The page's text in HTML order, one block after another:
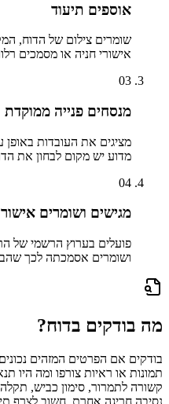
אוספים תיעוד
שומרים צילום של הדוח,
אישורי חניה או מסמכים
03
מנסחים פנייה ממוקדת
מציגים את העובדות באופן
מדוע יש מקום לבחון את
04
מגישים ושומרים אישור
פועלים בערוץ הרשמי של
ושומרים אסמכתה לכך
מה בודקים בדוח?
בודקים אם הפרטים המזהים
תמונות או ראיות צורפו ומה היו
קשורה לתמרור, סימון כביש,
נסיבה חריגה אחרת, חשוב לצרף